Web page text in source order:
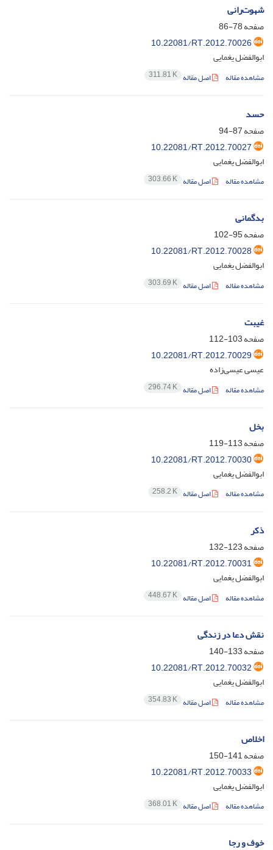
شهوت‌رانی
صفحه78-86
10.22081/RT.2012.70026
ابوالفضل یغمایی
مشاهده مقاله اصل مقاله 311.81 K
حسد
صفحه87-94
10.22081/RT.2012.70027
ابوالفضل یغمایی
مشاهده مقاله اصل مقاله 303.66 K
بدگمانی
صفحه95-102
10.22081/RT.2012.70028
ابوالفضل یغمایی
مشاهده مقاله اصل مقاله 303.69 K
غیبت
صفحه103-112
10.22081/RT.2012.70029
عیسی عیسی‌زاده
مشاهده مقاله اصل مقاله 296.74 K
بخل
صفحه113-119
10.22081/RT.2012.70030
ابوالفضل یغمایی
مشاهده مقاله اصل مقاله 258.2 K
ذکر
صفحه123-132
10.22081/RT.2012.70031
ابوالفضل یغمایی
مشاهده مقاله اصل مقاله 448.67 K
نقش دعا در زندگی
صفحه133-140
10.22081/RT.2012.70032
ابوالفضل یغمایی
مشاهده مقاله اصل مقاله 354.83 K
اخلاص
صفحه141-150
10.22081/RT.2012.70033
ابوالفضل یغمایی
مشاهده مقاله اصل مقاله 368.01 K
خوف و رجا